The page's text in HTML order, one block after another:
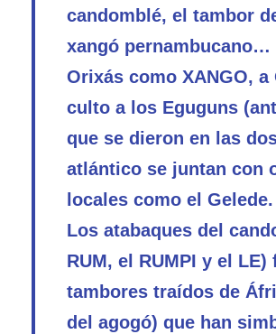
candomblé, el tambor
xangó pernambucano…
Orixás como XANGO, a
culto a los Eguguns
que se dieron en las
atlántico se juntan con
locales como el Gelede.
Los atabaques del
RUM, el RUMPI y el LE)
tambores traídos de
del agogó) que han